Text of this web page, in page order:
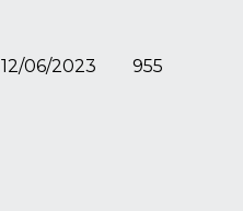
12/06/2023 955